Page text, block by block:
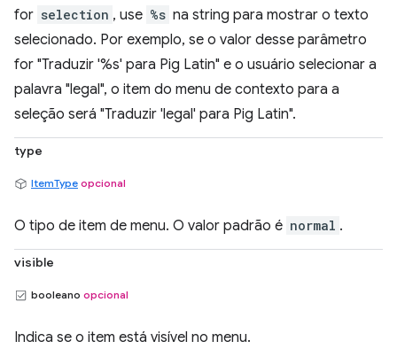
for selection , use %s na string para mostrar o texto
selecionado. Por exemplo, se o valor desse parâmetro
for "Traduzir '%s' para Pig Latin" e o usuário selecionar a
palavra "legal", o item do menu de contexto para a
seleção será "Traduzir 'legal' para Pig Latin".
type
ItemType opcional
O tipo de item de menu. O valor padrão é normal .
visible
booleano opcional
Indica se o item está visível no menu.